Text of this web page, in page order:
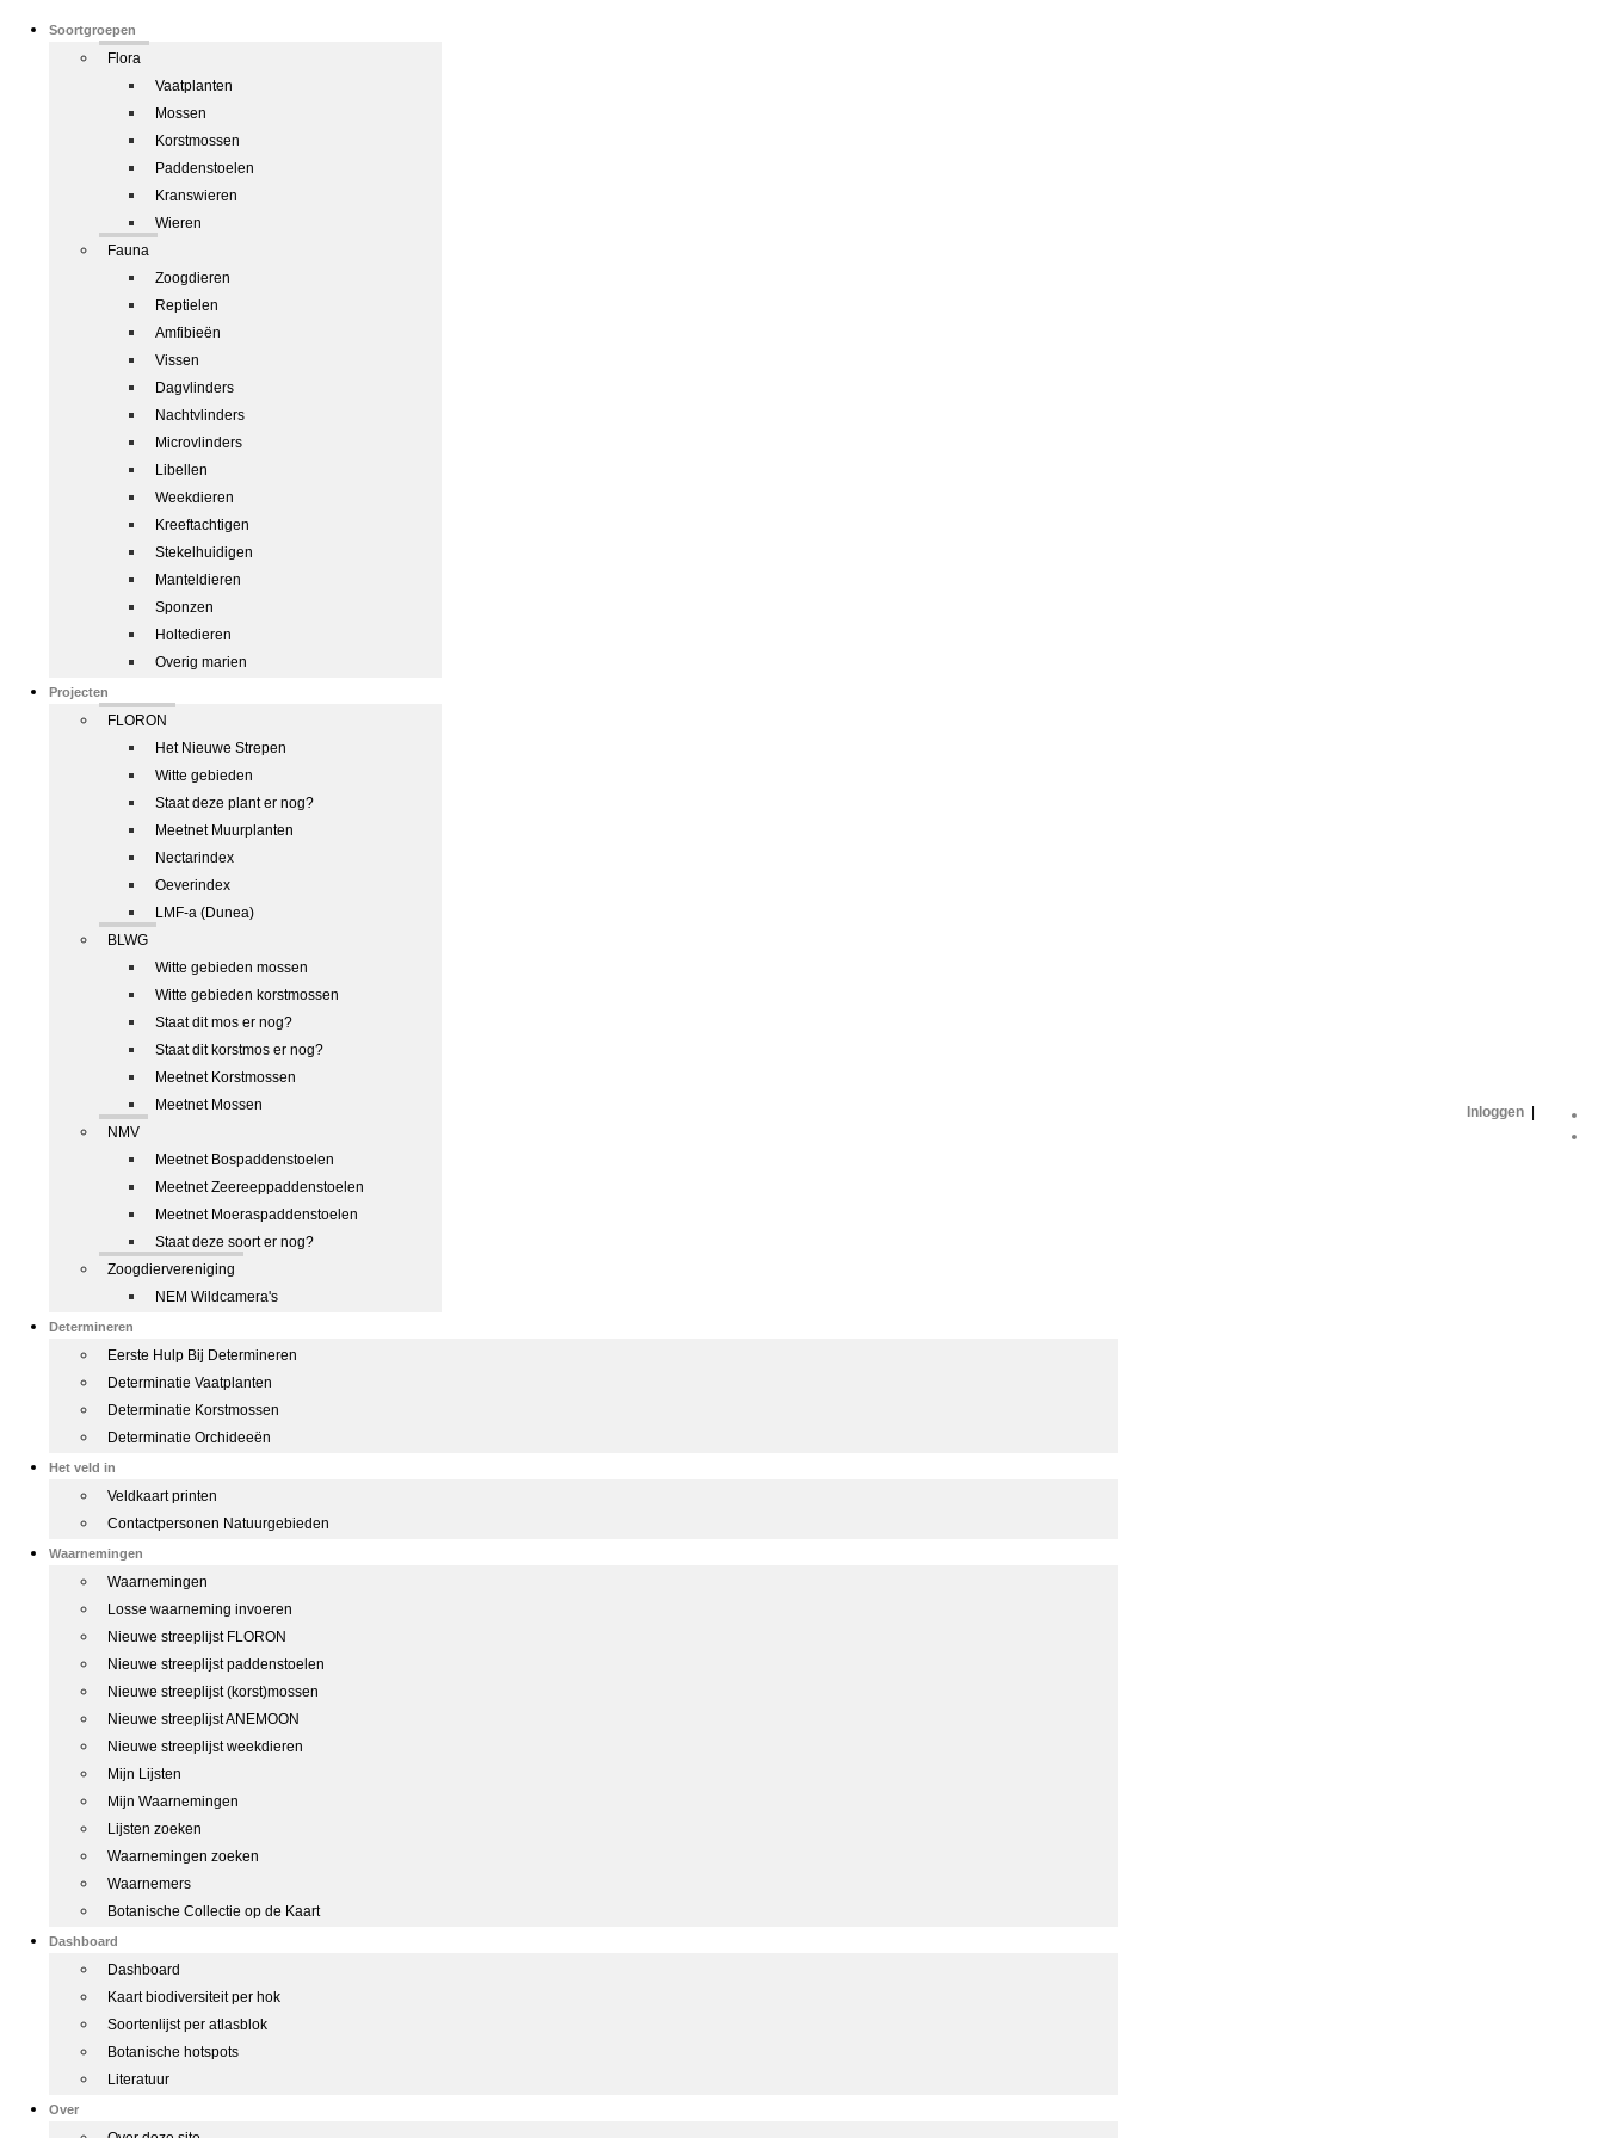
Soortgroepen
Flora
Vaatplanten
Mossen
Korstmossen
Paddenstoelen
Kranswieren
Wieren
Fauna
Zoogdieren
Reptielen
Amfibieën
Vissen
Dagvlinders
Nachtvlinders
Microvlinders
Libellen
Weekdieren
Kreeftachtigen
Stekelhuidigen
Manteldieren
Sponzen
Holtedieren
Overig marien
Projecten
FLORON
Het Nieuwe Strepen
Witte gebieden
Staat deze plant er nog?
Meetnet Muurplanten
Nectarindex
Oeverindex
LMF-a (Dunea)
BLWG
Witte gebieden mossen
Witte gebieden korstmossen
Staat dit mos er nog?
Staat dit korstmos er nog?
Meetnet Korstmossen
Meetnet Mossen
NMV
Meetnet Bospaddenstoelen
Meetnet Zeereeppaddenstoelen
Meetnet Moeraspaddenstoelen
Staat deze soort er nog?
Zoogdiervereniging
NEM Wildcamera's
Determineren
Eerste Hulp Bij Determineren
Determinatie Vaatplanten
Determinatie Korstmossen
Determinatie Orchideeën
Het veld in
Veldkaart printen
Contactpersonen Natuurgebieden
Waarnemingen
Waarnemingen
Losse waarneming invoeren
Nieuwe streeplijst FLORON
Nieuwe streeplijst paddenstoelen
Nieuwe streeplijst (korst)mossen
Nieuwe streeplijst ANEMOON
Nieuwe streeplijst weekdieren
Mijn Lijsten
Mijn Waarnemingen
Lijsten zoeken
Waarnemingen zoeken
Waarnemers
Botanische Collectie op de Kaart
Dashboard
Dashboard
Kaart biodiversiteit per hok
Soortenlijst per atlasblok
Botanische hotspots
Literatuur
Over
Inloggen